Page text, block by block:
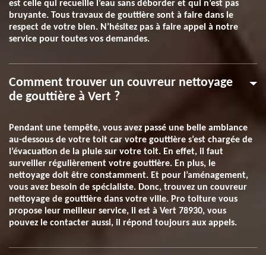
est celle qui recueille l’eau sans déborder et qui n’est pas
bruyante. Tous travaux de gouttière sont à faire dans le
respect de votre bien. N’hésitez pas à faire appel à notre
service pour toutes vos demandes.
Comment trouver un couvreur nettoyage
de gouttière à Vert ?
Pendant une tempête, vous avez passé une belle ambiance
au-dessous de votre toit car votre gouttière s’est chargée de
l’évacuation de la pluie sur votre toit. En effet, il faut
surveiller régulièrement votre gouttière. En plus, le
nettoyage doit être constamment. Et pour l’aménagement,
vous avez besoin de spécialiste. Donc, trouvez un couvreur
nettoyage de gouttière dans votre ville. Pro toiture vous
propose leur meilleur service, il est à Vert 78930, vous
pouvez le contacter aussi, il répond toujours aux appels.